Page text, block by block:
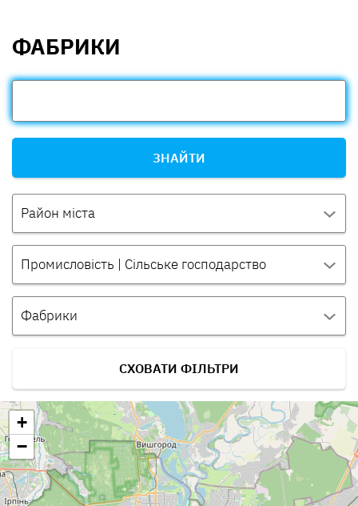
ФАБРИКИ
ЗНАЙТИ
Район міста
Промисловість | Сільське господарство
Фабрики
СХОВАТИ ФІЛЬТРИ
+
−